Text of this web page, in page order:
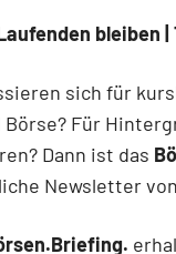
bleiben
sich für
Für
Dann ist das
Newsletter von